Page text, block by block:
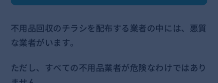
不用品回収のチラシを配布する業者の中には、悪質
な業者がいます。
ただし、すべての不用品業者が危険なわけではあり